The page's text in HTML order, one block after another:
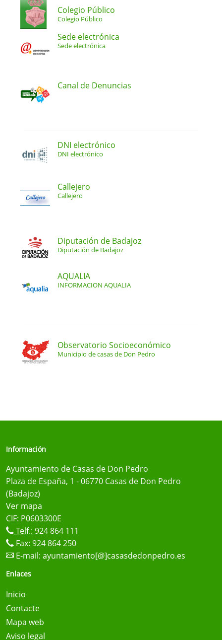
Colegio Público
Colegio Público
Sede electrónica
Sede electrónica
Canal de Denuncias
DNI electrónico
DNI electrónico
Callejero
Callejero
Diputación de Badajoz
Diputación de Badajoz
AQUALIA
INFORMACION AQUALIA
Observatorio Socioeconómico
Municipio de casas de Don Pedro
Información
Ayuntamiento de Casas de Don Pedro
Plaza de España, 1 - 06770 Casas de Don Pedro
(Badajoz)
Ver mapa
CIF: P0603300E
Telf.: 924 864 111
Fax: 924 864 250
E-mail: ayuntamiento[@]casasdedonpedro.es
Enlaces
Inicio
Contacte
Mapa web
Aviso legal